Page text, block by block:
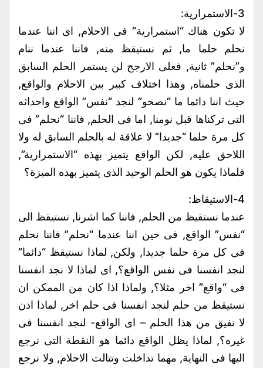
3-الاستمرارية:
لا تكون هناك “استمرارية” فى الاحلام, اى اننا عندما
نحلم حلما ما, ثم نستيقظ منه, فاننا عندما ننام
و”نحلم” ثانية, فعلى الارجح لن يستمر الحلم السابق
الذى حلمناه, وهذا اختلاف كبير بين الاحلام والواقع,
حيث اننا دائما ما “نصحو” لنجد “نفس” الواقع واحداثه
التى تركناها قبل نومنا, اما فى الحلم, فاننا “نحلم” فى
كل مرة حلما “جديدا” لا علاقة له بالحلم السابق له ولا
اللاحق عليه, لكن الواقع يتميز بهذه “الاستمرارية”,
فلماذا يكون هو الحلم الوحيد الذى يتميز بهذه الميزة؟
4-الاستيقاظ:
عندما نستقيظ من الحلم, فاننا كما اشرنا, نستيقظ الى
“نفس” الواقع, فى حين اننا عندما “نحلم” فاننا نحلم
فى كل مرة حلما جديدا, ولكن, لماذا نستيقظ “دائما”
لنجد انفسنا فى نفس الواقع؟, اى لماذا لا نجد انفسنا
فى “واقع” اخر مثلا؟, ولماذا اذا كان من الممكن ان
نستيقظ من حلم لنجد انفسنا فى حلم اخر, لماذا اذن
لا نفيق من هذا الحلم – اى الواقع- لنجد انفسنا فى
غيره؟, لماذا يظل الواقع دائما هو النقطة التى نرجع
اليها فى النهاية, مهما تداخلت وتتالت الاحلام, ولا نرجع